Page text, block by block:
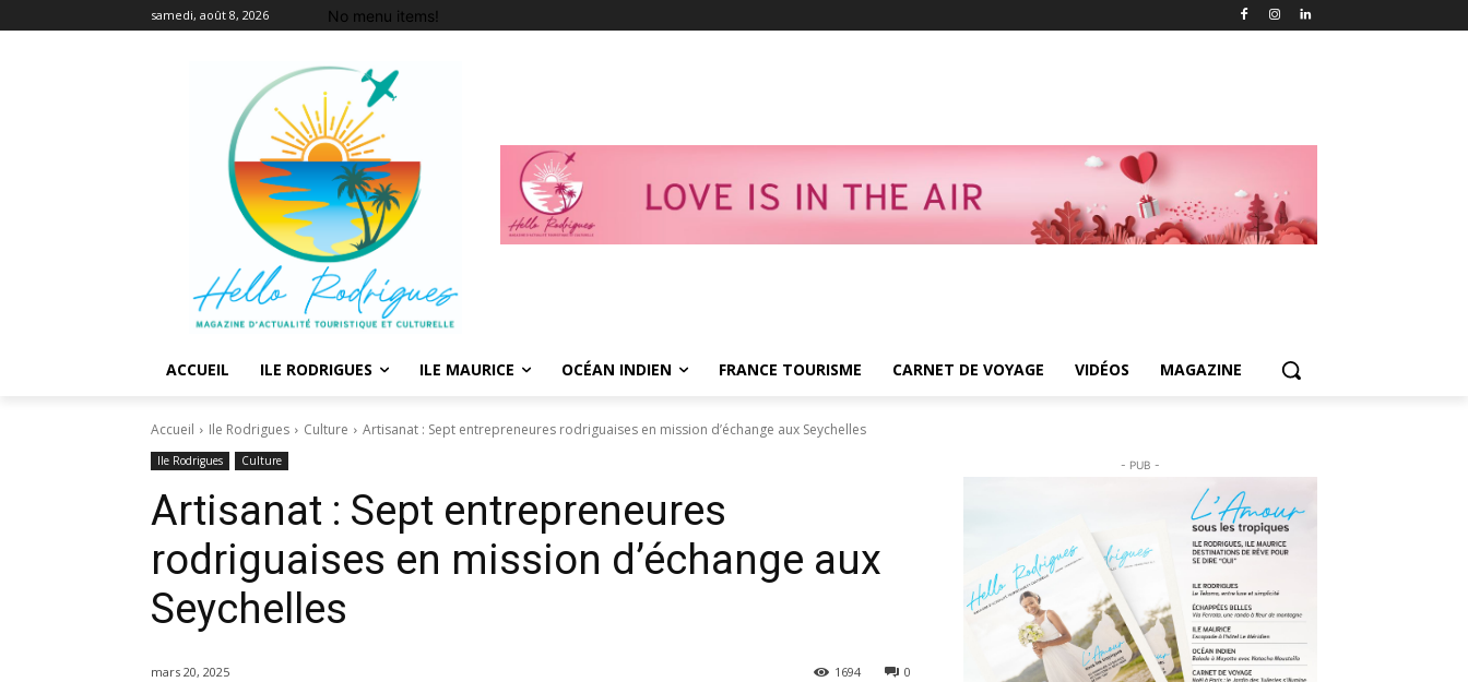
samedi, août 8, 2026 No menu items!
ACCUEIL ILE RODRIGUES ILE MAURICE OCÉAN INDIEN FRANCE TOURISME CARNET DE VOYAGE VIDÉOS MAGAZINE
Accueil Ile Rodrigues Culture Artisanat : Sept entrepreneures rodriguaises en mission d’échange aux Seychelles
Ile Rodrigues Culture
Artisanat : Sept entrepreneures
rodriguaises en mission d’échange aux
Seychelles
mars 20, 2025 0
1694
- PUB -